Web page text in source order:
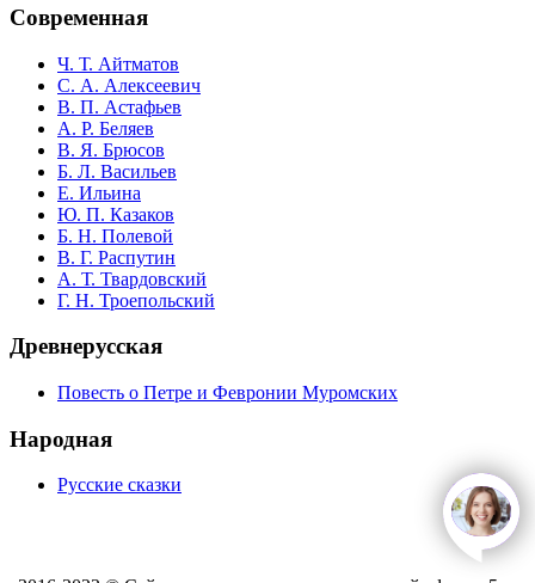
Современная
Ч. Т. Айтматов
С. А. Алексеевич
В. П. Астафьев
А. Р. Беляев
В. Я. Брюсов
Б. Л. Васильев
Е. Ильина
Ю. П. Казаков
Б. Н. Полевой
В. Г. Распутин
А. Т. Твардовский
Г. Н. Троепольский
Древнерусская
Повесть о Петре и Февронии Муромских
Народная
Русские сказки
open